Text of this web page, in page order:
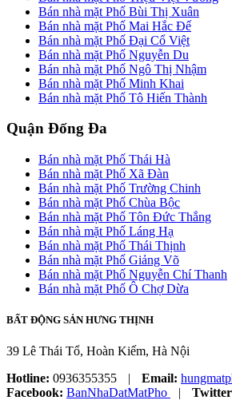
Bán nhà mặt Phố Bùi Thị Xuân
Bán nhà mặt Phố Mai Hắc Đế
Bán nhà mặt Phố Đại Cổ Việt
Bán nhà mặt Phố Nguyễn Du
Bán nhà mặt Phố Ngô Thị Nhậm
Bán nhà mặt Phố Minh Khai
Bán nhà mặt Phố Tô Hiến Thành
Quận Đống Đa
Bán nhà mặt Phố Thái Hà
Bán nhà mặt Phố Xã Đàn
Bán nhà mặt Phố Trường Chinh
Bán nhà mặt Phố Chùa Bộc
Bán nhà mặt Phố Tôn Đức Thắng
Bán nhà mặt Phố Láng Hạ
Bán nhà mặt Phố Thái Thịnh
Bán nhà mặt Phố Giảng Võ
Bán nhà mặt Phố Nguyễn Chí Thanh
Bán nhà mặt Phố Ô Chợ Dừa
BẤT ĐỘNG SẢN HƯNG THỊNH
39 Lê Thái Tổ, Hoàn Kiếm, Hà Nội
Hotline: 0936355355 | Email:
Facebook: BanNhaDatMatPho |